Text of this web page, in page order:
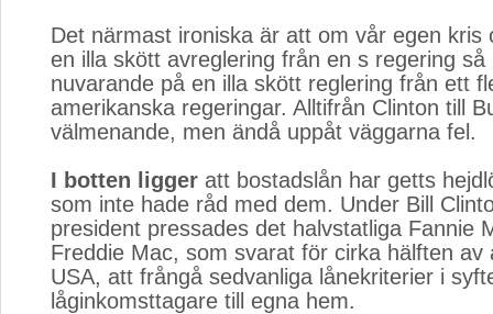
Det närmast ironiska är att om vår egen kris
en illa skött avreglering från en s regering så
nuvarande på en illa skött reglering från ett
amerikanska regeringar. Alltifrån Clinton till
välmenande, men ändå uppåt väggarna fel.
I botten ligger att bostadslån har getts
som inte hade råd med dem. Under Bill
president pressades det halvstatliga Fannie
Freddie Mac, som svarat för cirka hälften av
USA, att frångå sedvanliga lånekriterier i
låginkomsttagare till egna hem.